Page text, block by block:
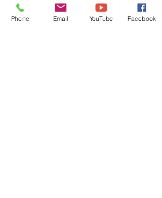
© Copyright
Phone Email YouTube Facebook